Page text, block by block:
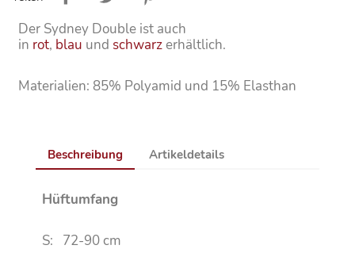
Der Sydney Double ist auch
in rot, blau und schwarzerhältlich.
Materialien: 85% Polyamid und 15% Elasthan
Beschreibung Artikeldetails
Hüftumfang
S: 72-90 cm